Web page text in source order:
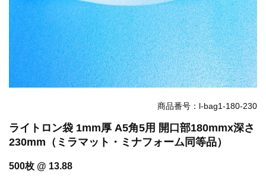
商品番号：l-bag1-180-230
ライトロン袋 1mm厚 A5角5用 開口部180mmx深さ
230mm（ミラマット・ミナフォーム同等品）
500枚 @ 13.88